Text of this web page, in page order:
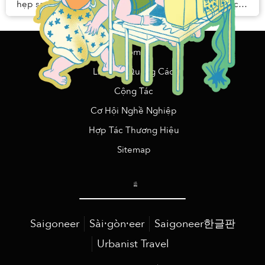
hẹp san sát quán xá, nơi tôi có thể đẩy đại một cánh cửa
nào đó mà chẳng biết điều gì đang chờ...
Home
Liên Hệ Quảng Cáo
Cộng Tác
Cơ Hội Nghề Nghiệp
Hợp Tác Thương Hiệu
Sitemap
Saigoneer Sài·gòn·eer
Saigoneer한글판
Urbanist Travel